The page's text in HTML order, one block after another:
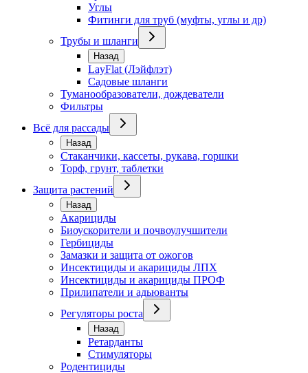
Углы
Фитинги для труб (муфты, углы и др)
Трубы и шланги
Назад
LayFlat (Лэйфлэт)
Садовые шланги
Туманообразователи, дождеватели
Фильтры
Всё для рассады
Назад
Стаканчики, кассеты, рукава, горшки
Торф, грунт, таблетки
Защита растений
Назад
Акарициды
Биоускорители и почвоулучшители
Гербициды
Замазки и защита от ожогов
Инсектициды и акарициды ЛПХ
Инсектициды и акарициды ПРОФ
Прилипатели и адьюванты
Регуляторы роста
Назад
Ретарданты
Стимуляторы
Родентициды